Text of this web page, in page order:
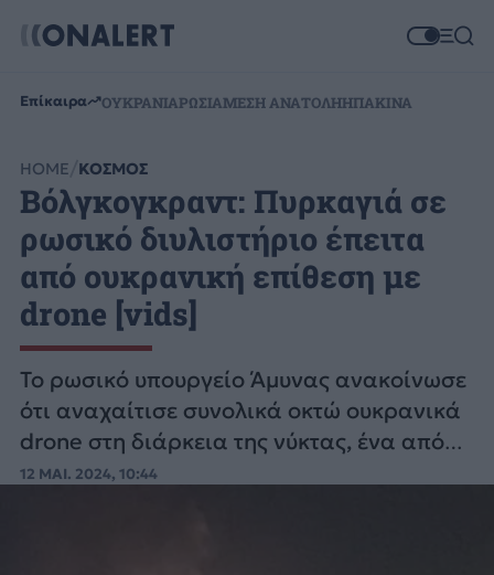
Επίκαιρα ΟΥΚΡΑΝΙΑΡΩΣΙΑΜΕΣΗ ΑΝΑΤΟΛΗΗΠΑΚΙΝΑ
HOME ΚΟΣΜΟΣ
Βόλγκογκραντ: Πυρκαγιά σε
ρωσικό διυλιστήριο έπειτα
από ουκρανική επίθεση με
drone [vids]
Το ρωσικό υπουργείο Άμυνας ανακοίνωσε
ότι αναχαίτισε συνολικά οκτώ ουκρανικά
drone στη διάρκεια της νύκτας, ένα από
τα οποία «πάνω από το έδαφος της
12 ΜΑΙ. 2024, 10:44